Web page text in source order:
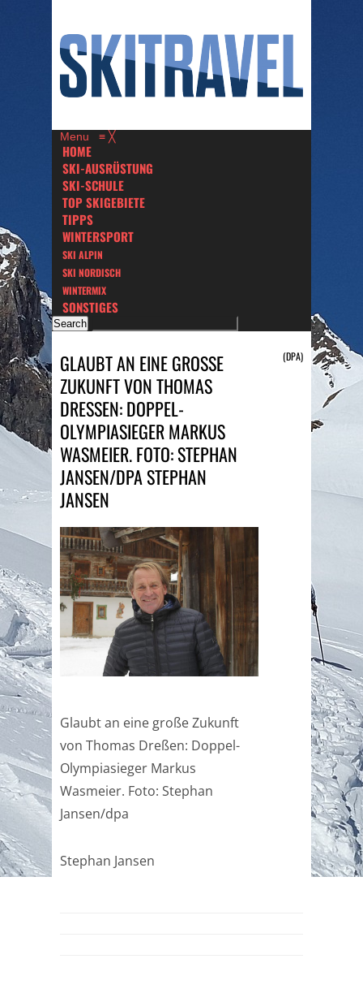
Menu ≡ ╳
HOME
SKI-AUSRÜSTUNG
SKI-SCHULE
TOP SKIGEBIETE
TIPPS
WINTERSPORT
SKI ALPIN
SKI NORDISCH
WINTERMIX
SONSTIGES
GLAUBT AN EINE GROSSE Z
UKUNFT VON THOMAS D
RESSEN: DOPPEL-OL
YMPIASIEGER MARKUS WA
SMEIER. FOTO: STEPHAN JA
NSEN/DPA STEPHAN JA
NSEN
(DPA)
Glaubt an eine große Zukunft
von Thomas Dreßen: Doppel-
Olympiasieger Markus
Wasmeier. Foto: Stephan
Jansen/dpa
Stephan Jansen